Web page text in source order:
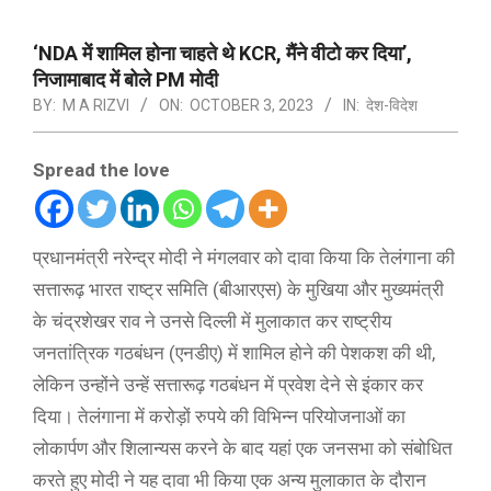
‘NDA में शामिल होना चाहते थे KCR, मैंने वीटो कर दिया’,
निजामाबाद में बोले PM मोदी
BY: M A RIZVI ON: OCTOBER 3, 2023 IN: देश-विदेश
Spread the love
प्रधानमंत्री नरेन्द्र मोदी ने मंगलवार को दावा किया कि तेलंगाना की
सत्तारूढ़ भारत राष्ट्र समिति (बीआरएस) के मुखिया और मुख्यमंत्री
के चंद्रशेखर राव ने उनसे दिल्ली में मुलाकात कर राष्ट्रीय
जनतांत्रिक गठबंधन (एनडीए) में शामिल होने की पेशकश की थी,
लेकिन उन्होंने उन्हें सत्तारूढ़ गठबंधन में प्रवेश देने से इंकार कर
दिया। तेलंगाना में करोड़ों रुपये की विभिन्न परियोजनाओं का
लोकार्पण और शिलान्यस करने के बाद यहां एक जनसभा को संबोधित
करते हुए मोदी ने यह दावा भी किया एक अन्य मुलाकात के दौरान